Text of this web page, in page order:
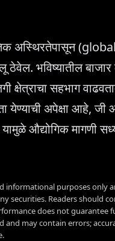
अस्थिरतेपासून
भविष्यातील
सहभाग
येण्याची अपेक्षा आहे, जी
औद्योगिक मागणी
informational purposes only
securities. Readers should
does not
and may contain errors;